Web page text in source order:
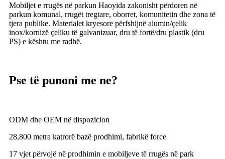
Mobiljet e rrugës në parkun Haoyida zakonisht përdoren në
parkun komunal, rrugët tregtare, oborret, komunitetin dhe zona të
tjera publike. Materialet kryesore përfshijnë alumin/çelik
inox/kornizë çeliku të galvanizuar, dru të fortë/dru plastik (dru
PS) e kështu me radhë.
Pse të punoni me ne?
ODM dhe OEM në dispozicion
28,800 metra katrorë bazë prodhimi, fabrikë force
17 vjet përvojë në prodhimin e mobiljeve të rrugës në park